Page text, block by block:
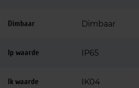
Dimbaar Dimbaar
Ip waarde IP65
Ik waarde IK04